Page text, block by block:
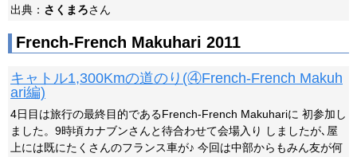
出典： さくまろさん
French-French Makuhari 2011
キャトル1,300Kmの道のり(④French-French Makuh
ari編)
4日目は旅行の最終目的であるFrench-French Makuhariに 初参加し
ました。9時頃カナブンさんと待合わせて会場入り しましたが､屋
上には既にたくさんのフランス車が♪ 今回は中部からもみん友が何